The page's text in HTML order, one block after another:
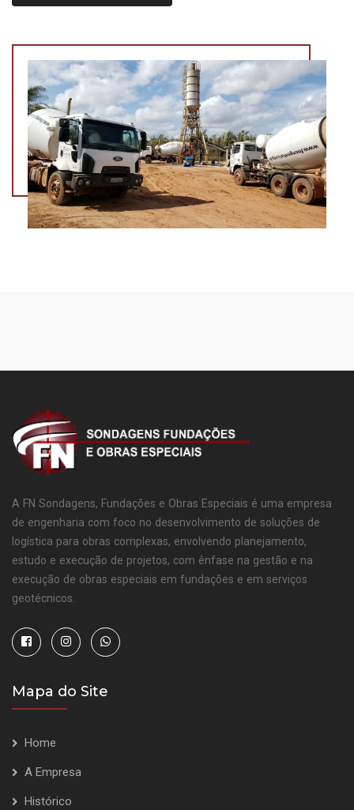
A FN Sondagens, Fundações e Obras Especiais é uma empresa
de engenharia com foco no desenvolvimento de soluções de
logística para obras complexas, envolvendo planejamento,
estudo e execução de projetos, com ênfase na gestão e na
execução de obras especiais em fundações e em serviços
geotécnicos.
Mapa do Site
Home
A Empresa
Histórico